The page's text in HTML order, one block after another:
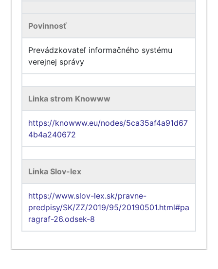
Povinnosť
Prevádzkovateľ informačného systému
verejnej správy
Linka strom Knowww
https://knowww.eu/nodes/5ca35af4a91d67
4b4a240672
Linka Slov-lex
https://www.slov-lex.sk/pravne-
predpisy/SK/ZZ/2019/95/20190501.html#pa
ragraf-26.odsek-8